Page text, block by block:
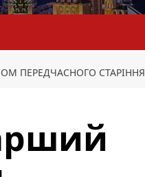
ПЕРЕДЧАСНОГО СТАРІННЯ